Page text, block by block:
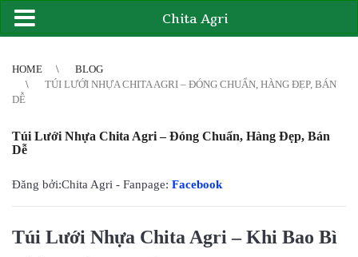
HOME
BLOG
TÚI LƯỚI NHỰA CHITA AGRI – ĐÓNG CHUẨN, HÀNG ĐẸP, BÁN
DỄ
Túi Lưới Nhựa Chita Agri – Đóng Chuẩn, Hàng Đẹp, Bán
Dễ
Đăng bởi:Chita Agri - Fanpage: Facebook
Túi Lưới Nhựa Chita Agri – Khi Bao Bì
Chita Agri